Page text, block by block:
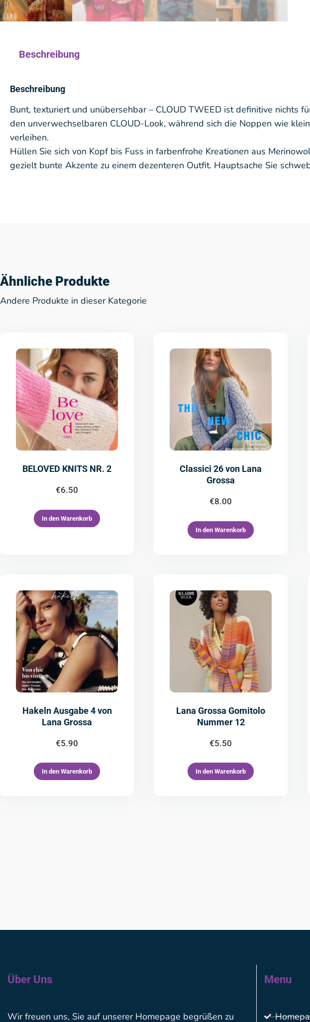
Beschreibung
Beschreibung
Bunt, texturiert und unübersehbar – CLOUD TWEED ist definitive nichts
den unverwechselbaren CLOUD-Look, während sich die Noppen wie
verleihen.
Hüllen Sie sich von Kopf bis Fuss in farbenfrohe Kreationen aus
gezielt bunte Akzente zu einem dezenteren Outfit. Hauptsache Sie
Ähnliche Produkte
Andere Produkte in dieser Kategorie
BELOVED KNITS NR. 2
€6.50
In den Warenkorb
Classici 26 von Lana
Grossa
€8.00
In den Warenkorb
Hakeln Ausgabe 4 von
Lana Grossa
€5.90
In den Warenkorb
Lana Grossa Gomitolo
Nummer 12
€5.50
In den Warenkorb
Über Uns
Wir freuen uns, Sie auf unserer Homepage begrüßen zu
Menu